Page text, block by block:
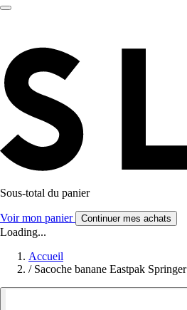
Sous-total du panier
Voir mon panier Continuer mes achats
Loading...
Accueil
/ Sacoche banane Eastpak Springer